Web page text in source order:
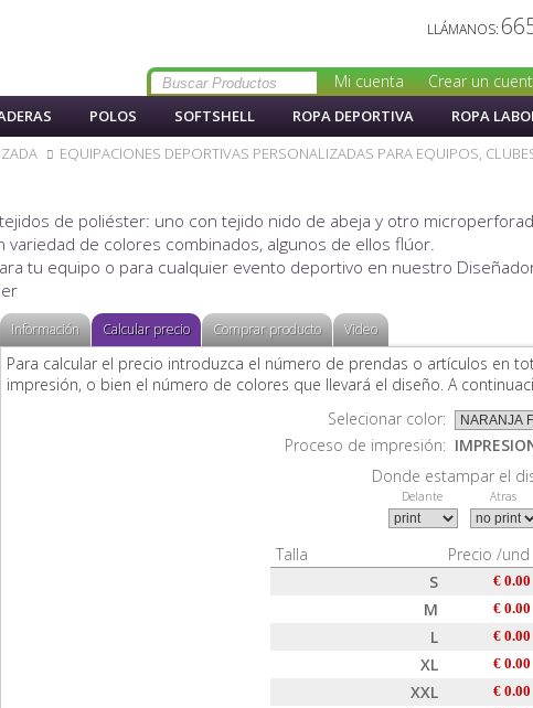
LLÁMANOS:
Mi cuenta Crear un
POLOS SOFTSHELL ROPA DEPORTIVA ROPA
EQUIPACIONES DEPORTIVAS PERSONALIZADAS PARA EQUIPOS,
de poliéster: uno con tejido nido de abeja y otro
de colores combinados, algunos de ellos flúor.
tu equipo o para cualquier evento deportivo en nuestro
Información Calcular precio Comprar producto Video
Para calcular el precio introduzca el número de prendas o artículos en
impresión, o bien el número de colores que llevará el diseño. A
Selecionar color:
Proceso de impresión:
Donde estampar el
Delante Atras
Talla Precio /und
S
€ 0.00
M € 0.00
L € 0.00
XL € 0.00
XXL € 0.00